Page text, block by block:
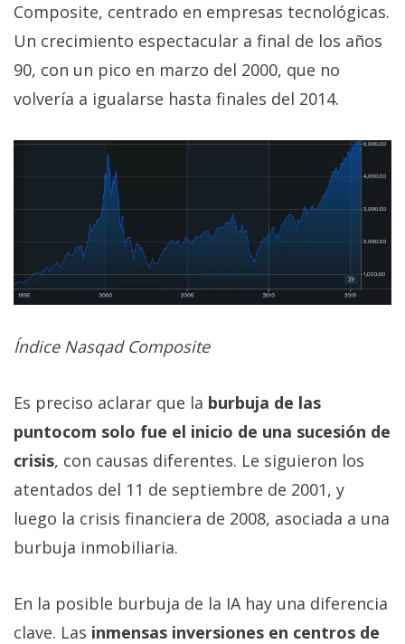
Composite, centrado en empresas tecnológicas.
Un crecimiento espectacular a final de los años
90, con un pico en marzo del 2000, que no
volvería a igualarse hasta finales del 2014.
Índice Nasqad Composite
Es preciso aclarar que la burbuja de las
puntocom solo fue el inicio de una sucesión de
crisis, con causas diferentes. Le siguieron los
atentados del 11 de septiembre de 2001, y
luego la crisis financiera de 2008, asociada a una
burbuja inmobiliaria.
En la posible burbuja de la IA hay una diferencia
clave. Las inmensas inversiones en centros de